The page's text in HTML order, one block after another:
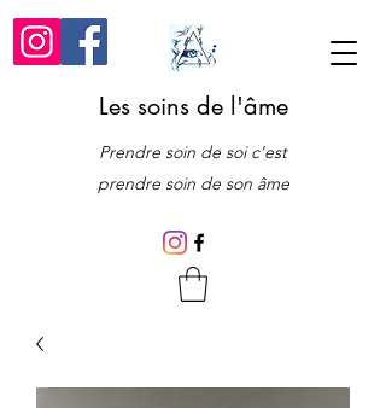
Les soins de l'âme
Prendre soin de soi c'est
prendre soin de son âme